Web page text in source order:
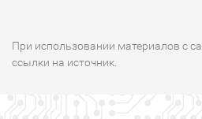
При использовании материалов с
ссылки на источник.